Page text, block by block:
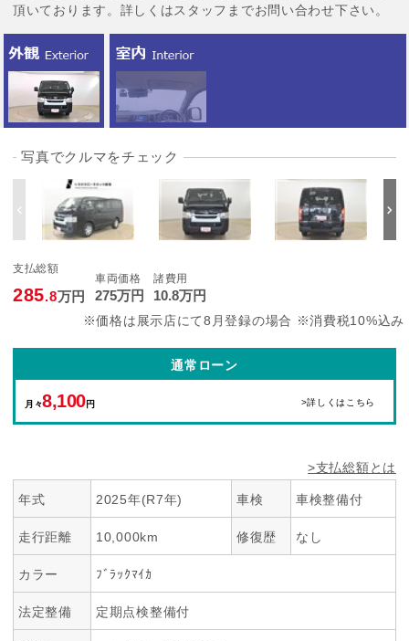
頂いております。詳しくはスタッフまでお問い合わせ下さい。
写真でクルマをチェック
支払総額
285.8万円
車両価格
275万円
諸費用
10.8万円
※価格は展示店にて8月登録の場合 ※消費税10%込み
通常ローン
月々8,100円 >詳しくはこちら
>支払総額とは
年式 2025年(R7年) 車検 車検整備付
走行距離 10,000km 修復歴 なし
カラー ﾌﾞﾗｯｸﾏｲｶ
法定整備 定期点検整備付